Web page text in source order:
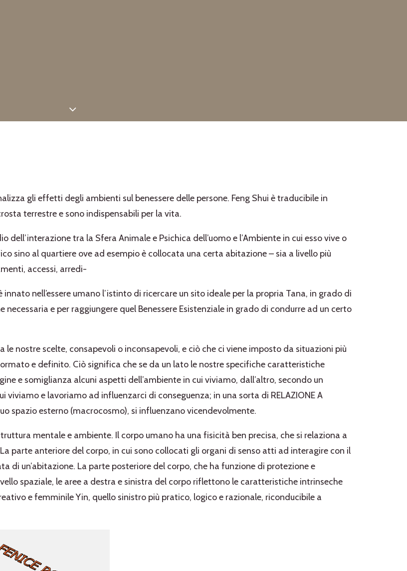
gli effetti degli ambienti sul benessere delle persone. Feng Shui è traducibile in
terrestre e sono indispensabili per la vita.
dell’interazione tra la Sfera Animale e Psichica dell’uomo e l’Ambiente in cui esso vive o
sino al quartiere ove ad esempio è collocata una certa abitazione – sia a livello più
accessi, arredi-
nell’essere umano l’istinto di ricercare un sito ideale per la propria Tana, in grado di
necessaria e per raggiungere quel Benessere Esistenziale in grado di condurre ad un certo
nostre scelte, consapevoli o inconsapevoli, e ciò che ci viene imposto da situazioni più
e definito. Ciò significa che se da un lato le nostre specifiche caratteristiche
e somiglianza alcuni aspetti dell’ambiente in cui viviamo, dall’altro, secondo un
viviamo e lavoriamo ad influenzarci di conseguenza; in una sorta di RELAZIONE A
spazio esterno (macrocosmo), si influenzano vicendevolmente.
mentale e ambiente. Il corpo umano ha una fisicità ben precisa, che si relaziona a
parte anteriore del corpo, in cui sono collocati gli organi di senso atti ad interagire con il
di un’abitazione. La parte posteriore del corpo, che ha funzione di protezione e
spaziale, le aree a destra e sinistra del corpo riflettono le caratteristiche intrinseche
e femminile Yin, quello sinistro più pratico, logico e razionale, riconducibile a